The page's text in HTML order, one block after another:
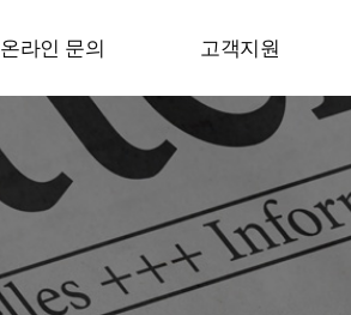
온라인 문의 고객지원